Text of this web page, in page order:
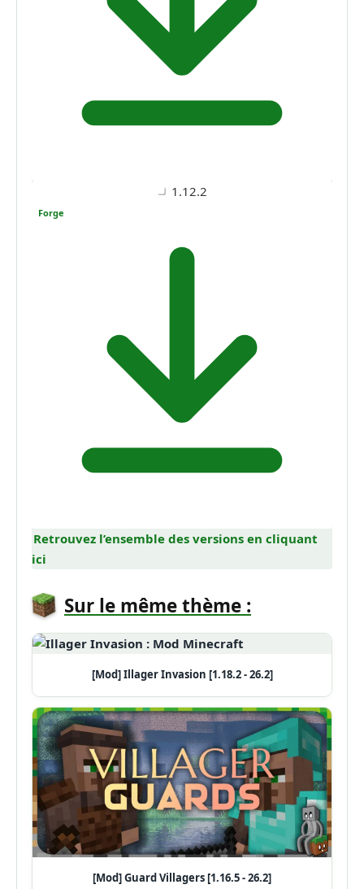
1.12.2
Forge
Retrouvez l’ensemble des versions en cliquant
ici
Sur le même thème :
[Mod] Illager Invasion [1.18.2 - 26.2]
[Mod] Guard Villagers [1.16.5 - 26.2]